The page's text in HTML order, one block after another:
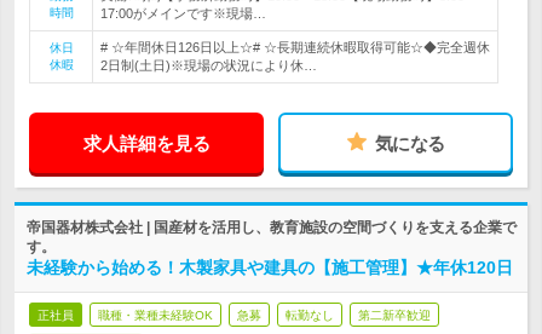
時間
17:00がメインです※現場…
休日
休暇
# ☆年間休日126日以上☆# ☆長期連続休暇取得可能☆◆完全週休
2日制(土日)※現場の状況により休…
求人詳細を見る 気になる
帝国器材株式会社 | 国産材を活用し、教育施設の空間づくりを支える企業で
す。
未経験から始める！木製家具や建具の【施工管理】★年休120日
正社員 職種・業種未経験OK 急募 転勤なし 第二新卒歓迎